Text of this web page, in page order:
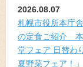
2026.08.07
札幌市役所本庁
の定食ご紹介
堂フェア 日替わ
夏野菜フェア！